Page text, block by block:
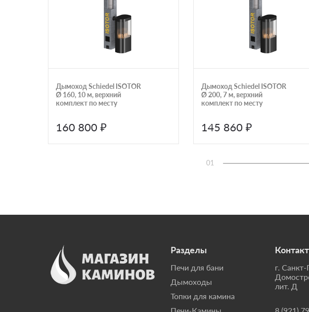
Дымоход Schiedel ISOTOR
Ø 160, 10 м, верхний
комплект по месту
160 800 ₽
Дымоход Schiedel ISOTOR
Ø 200, 7 м, верхний
комплект по месту
145 860 ₽
01
Разделы
Печи для бани
Дымоходы
Топки для камина
г. Санкт-
лит. Д